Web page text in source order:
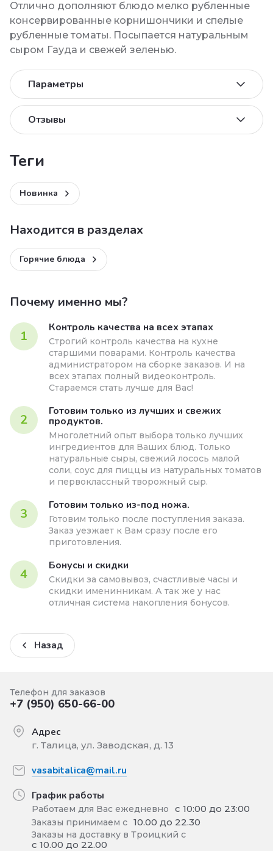
Отлично дополняют блюдо мелко рубленные
консервированные корнишончики и спелые
рубленные томаты. Посыпается натуральным
сыром Гауда и свежей зеленью.
Параметры
Отзывы
теги
Новинка
Находится в разделах
Горячие блюда
Почему именно мы?
1
Контроль качества на всех этапах
Строгий контроль качества на кухне
старшими поварами. Контроль качества
администратором на сборке заказов. И на
всех этапах полный видеоконтроль.
Стараемся стать лучше для Вас!
2
Готовим только из лучших и свежих
продуктов.
Многолетний опыт выбора только лучших
ингредиентов для Ваших блюд. Только
натуральные сыры, свежий лосось малой
соли, соус для пиццы из натуральных томатов
и первоклассный творожный сыр.
3
Готовим только из-под ножа.
Готовим только после поступления заказа.
Заказ уезжает к Вам сразу после его
приготовления.
4
Бонусы и скидки
Скидки за самовывоз, счастливые часы и
скидки именинникам. А так же у нас
отличная система накопления бонусов.
Назад
Телефон для заказов
+7 (950) 650-66-00
Адрес
г. Талица, ул. Заводская, д. 13
vasabitalica@mail.ru
График работы
Работаем для Вас ежедневно с 10:00 до 23:00
Заказы принимаем с 10.00 до 22.30
Заказы на доставку в Троицкий с
с 10.00 до 22.00